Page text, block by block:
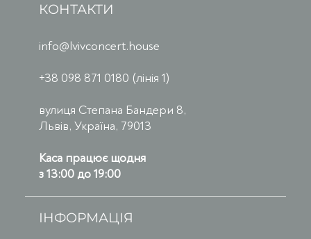
КОНТАКТИ
info@lvivconcert.house
+38 098 871 0180 (лінія 1)
вулиця Степана Бандери 8,
Львів, Україна, 79013
Каса працює щодня
з 13:00 до 19:00
ІНФОРМАЦІЯ